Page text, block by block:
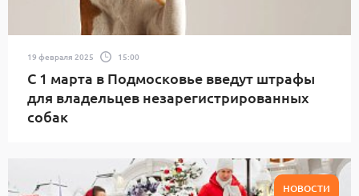
19 февраля 2025 15:00
С 1 марта в Подмосковье введут штрафы
для владельцев незарегистрированных
собак
НОВОСТИ